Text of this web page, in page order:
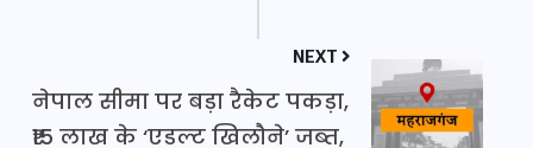
NEXT
नेपाल सीमा पर बड़ा रैकेट पकड़ा,
₹15 लाख के ‘एडल्ट खिलौने’ जब्त,